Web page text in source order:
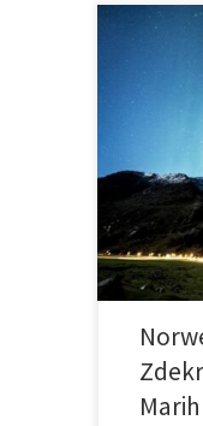
Norweski
za to karać
represji
kara